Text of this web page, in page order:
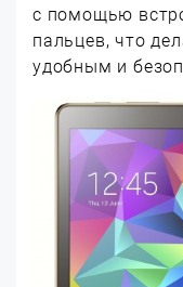
с помощью
пальцев, что
удобным и